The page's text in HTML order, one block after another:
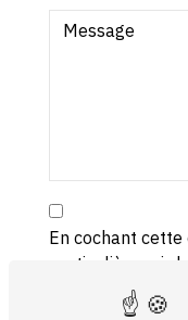
En cochant
particulières ci-